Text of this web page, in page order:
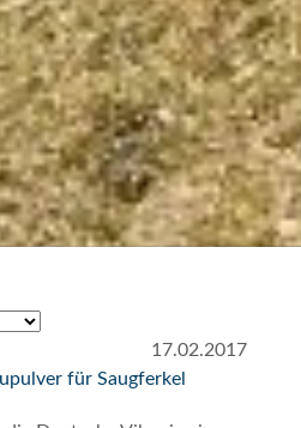
17.02.2017
für Saugferkel